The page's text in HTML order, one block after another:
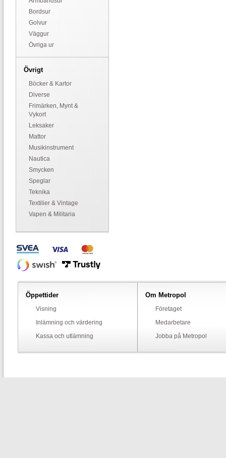
Bordsur
Golvur
Väggur
Övriga ur
Övrigt
Böcker & Kartor
Diverse
Frimärken, Mynt &
Vykort
Leksaker
Mattor
Musikinstrument
Nautica
Smycken
Speglar
Teknika
Textilier & Vintage
Vapen & Militaria
Öppettider
Visning
Inlämning och värdering
Kassa och utlämning
Om Metropol
Företaget
Medarbetare
Jobba på Metropol